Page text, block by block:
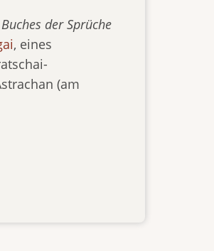
Buches der Sprüche
, eines
(am